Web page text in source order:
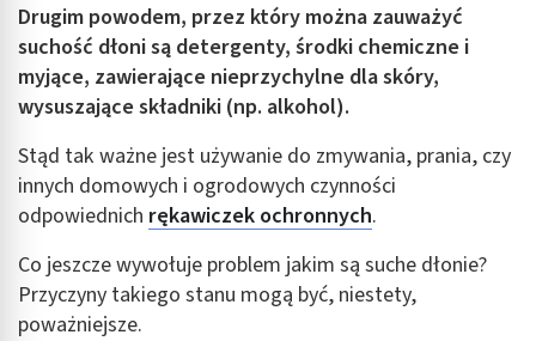
Drugim powodem, przez który można zauważyć
suchość dłoni są detergenty, środki chemiczne i
myjące, zawierające nieprzychylne dla skóry,
wysuszające składniki (np. alkohol).
Stąd tak ważne jest używanie do zmywania, prania, czy
innych domowych i ogrodowych czynności
odpowiednich rękawiczek ochronnych.
Co jeszcze wywołuje problem jakim są suche dłonie?
Przyczyny takiego stanu mogą być, niestety,
poważniejsze.